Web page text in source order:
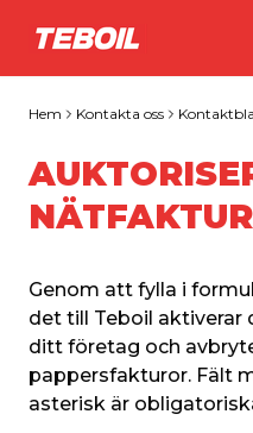
Gå till huvudinnehållet
Hem Kontakta oss
Genom att fylla i
det till Teboil aktiverar
ditt företag och
pappersfakturor. Fält
asterisk är